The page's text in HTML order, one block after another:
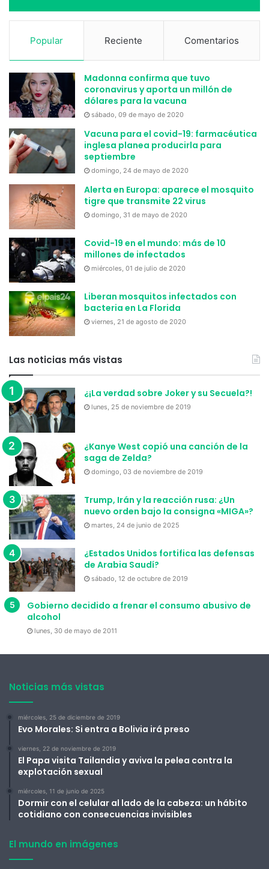
Popular Reciente Comentarios
Madonna confirma que tuvo
coronavirus y aporta un millón de
dólares para la vacuna
sábado, 09 de mayo de 2020
Vacuna para el covid-19: farmacéutica
inglesa planea producirla para
septiembre
domingo, 24 de mayo de 2020
Alerta en Europa: aparece el mosquito
tigre que transmite 22 virus
domingo, 31 de mayo de 2020
Covid-19 en el mundo: más de 10
millones de infectados
miércoles, 01 de julio de 2020
Liberan mosquitos infectados con
bacteria en La Florida
viernes, 21 de agosto de 2020
Las noticias más vistas
¿¡La verdad sobre Joker y su Secuela?!
lunes, 25 de noviembre de 2019
¿Kanye West copió una canción de la
saga de Zelda?
domingo, 03 de noviembre de 2019
Trump, Irán y la reacción rusa: ¿Un
nuevo orden bajo la consigna «MIGA»?
martes, 24 de junio de 2025
¿Estados Unidos fortifica las defensas
de Arabia Saudí?
sábado, 12 de octubre de 2019
Gobierno decidido a frenar el consumo abusivo de
alcohol
lunes, 30 de mayo de 2011
Noticias más vistas
miércoles, 25 de diciembre de 2019
Evo Morales: Si entra a Bolivia irá preso
viernes, 22 de noviembre de 2019
El Papa visita Tailandia y aviva la pelea contra la
explotación sexual
miércoles, 11 de junio de 2025
Dormir con el celular al lado de la cabeza: un hábito
cotidiano con consecuencias invisibles
El mundo en imágenes